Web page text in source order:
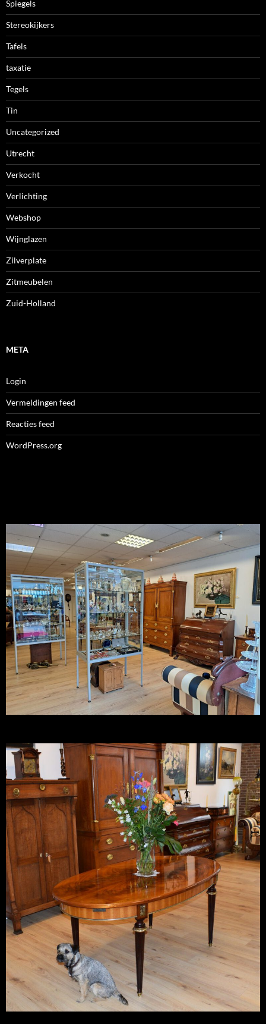
Spiegels
Stereokijkers
Tafels
taxatie
Tegels
Tin
Uncategorized
Utrecht
Verkocht
Verlichting
Webshop
Wijnglazen
Zilverplate
Zitmeubelen
Zuid-Holland
META
Login
Vermeldingen feed
Reacties feed
WordPress.org